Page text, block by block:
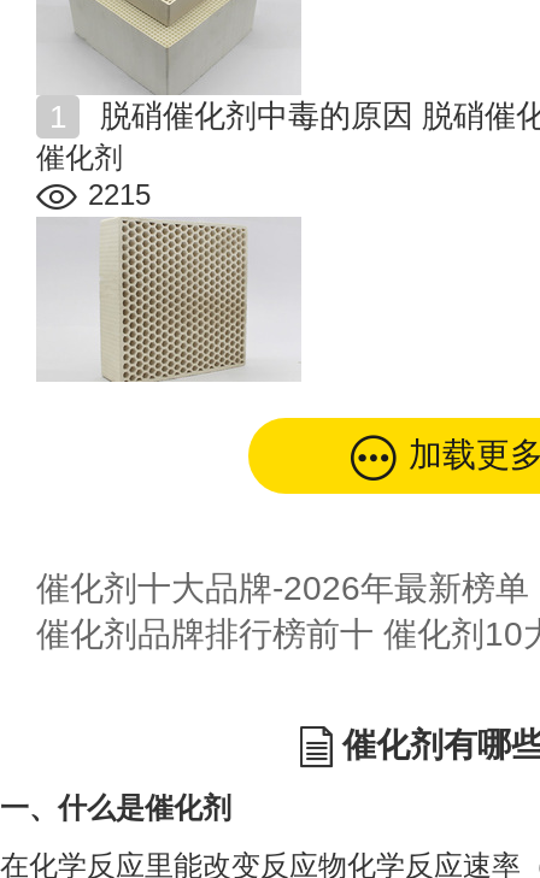
脱硝催化剂中毒的原因 脱硝催
催化剂
2215
加载更
催化剂十大品牌-2026年最新榜单
催化剂品牌排行榜前十 催化剂10
催化剂有哪
一、什么是催化剂
在化学反应里能改变反应物化学反应速率